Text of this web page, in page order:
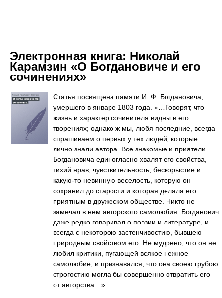
Электронная книга: Николай
Карамзин «О Богдановиче и его
сочинениях»
Статья посвящена памяти И. Ф. Богдановича,
умершего в январе 1803 года. «…Говорят, что
жизнь и характер сочинителя видны в его
творениях; однако ж мы, любя последние, всегда
спрашиваем о первых у тех людей, которые
лично знали автора. Все знакомые и приятели
Богдановича единогласно хвалят его свойства,
тихий нрав, чувствительность, бескорыстие и
какую-то невинную веселость, которую он
сохранил до старости и которая делала его
приятным в дружеском обществе. Никто не
замечал в нем авторского самолюбия. Богданович
даже редко говаривал о поэзии и литературе, и
всегда с некоторою застенчивостию, бывшею
природным свойством его. Не мудрено, что он не
любил критики, пугающей всякое нежное
самолюбие, и признавался, что она своею грубою
строгостию могла бы совершенно отвратить его
от авторства…»